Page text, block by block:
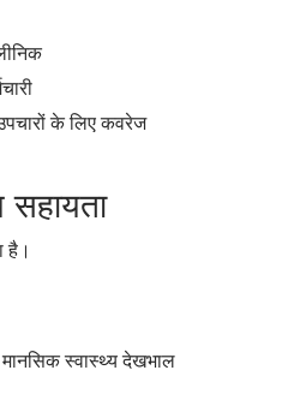
के लिए कवरेज
सहायता
है।
स्वास्थ्य देखभाल